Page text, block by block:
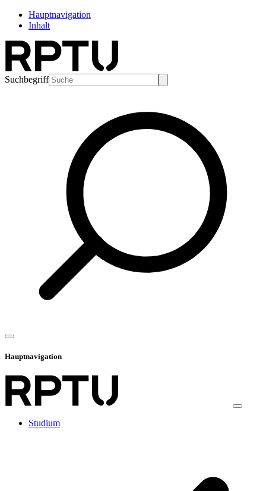
Hauptnavigation
Inhalt
Suchbegriff
Hauptnavigation
Studium